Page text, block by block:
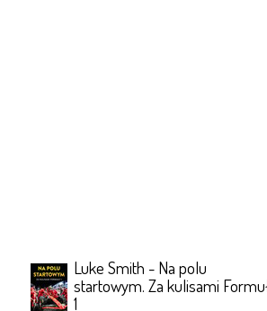
Luke Smith - Na polu
startowym. Za kulisami
1